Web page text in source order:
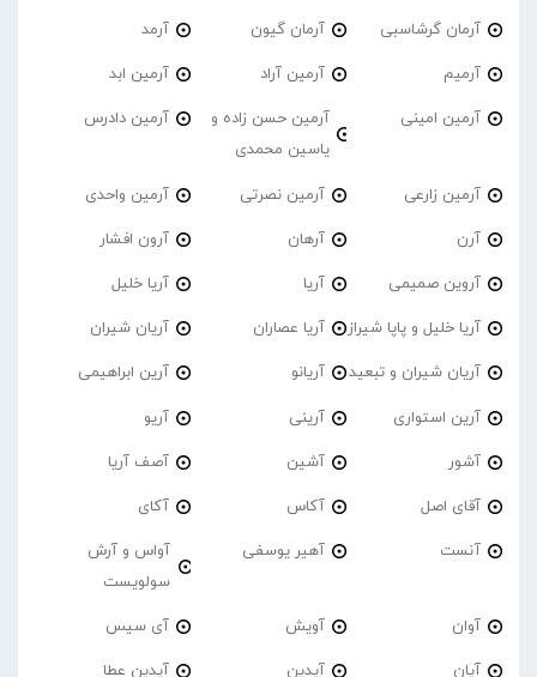
آرمان گرشاسبی آرمان گیون آرمد
آرمیم آرمین آراد آرمین ابد
آرمین امینی
آرمین حسن زاده و
یاسین محمدی
آرمین دادرس
آرمین زارعی آرمین نصرتی آرمین واحدی
آرن آرهان آرون افشار
آروین صمیمی آریا آریا خلیل
آریا خلیل و پاپا شیراز آریا عصاران آریان شیران
آریان شیران و تبعید آریانو آرین ابراهیمی
آرین استواری آرینی آریو
آشور آشین آصف آریا
آقای اصل آکاس آکای
آنست آهیر یوسفی
آواس و آرش
سولویست
آوان آویش آی سیس
آیان آیدین آیدین عطا